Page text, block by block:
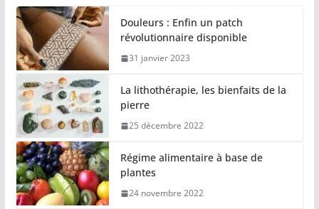
Douleurs : Enfin un patch
révolutionnaire disponible
31 janvier 2023
La lithothérapie, les bienfaits de la
pierre
25 décembre 2022
Régime alimentaire à base de
plantes
24 novembre 2022